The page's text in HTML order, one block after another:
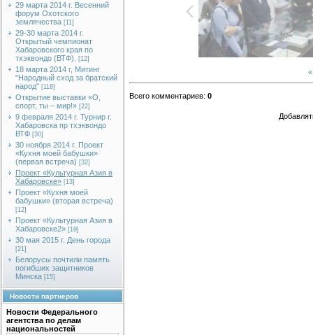
29 марта 2014 г. Весенний
форум Охотского
землячества [11]
29-30 марта 2014 г.
Открытый чемпионат
Хабаровского края по
тхэквондо (ВТФ).
[12]
18 марта 2014 г, Митинг
"Народный сход за братский
народ" [118]
Открытие выставки «О,
спорт, ты – мир!» [22]
9 февраля 2014 г. Турнир г.
Хабаровска пр тхэквондо
ВТФ [30]
30 ноября 2014 г. Проект
«Кухня моей бабушки»
(первая встреча) [32]
Проект «Культурная Азия в
Хабаровске» [13]
Проект «Кухня моей
бабушки» (вторая встреча)
[12]
Проект «Культурная Азия в
Хабаровске2» [19]
30 мая 2015 г. День города
[21]
Белорусы почтили память
погибших защитников
Минска [15]
Новости партнеров
Новости Федерального
агентства по делам
национальностей
Всего комментариев: 0